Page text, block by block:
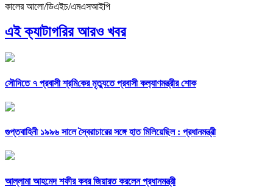
কালের আলো/ডিএইচ/এমএসআইপি
এই ক্যাটাগরির আরও খবর
সৌ‌দিতে ৭ প্রবাসী শ্রমি‌কের মৃত্যুতে প্রবাসী কল‌্যাণমন্ত্রীর শোক
গুপ্তবাহিনী ১৯৯৬ সালে স্বৈরাচারের সঙ্গে হাত মিলিয়েছিল : প্রধানমন্ত্রী
আল্লামা আহমেদ শফীর কবর জিয়ারত করলেন প্রধানমন্ত্রী